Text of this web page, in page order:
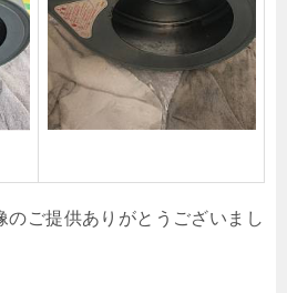
のご提供ありがとうございまし